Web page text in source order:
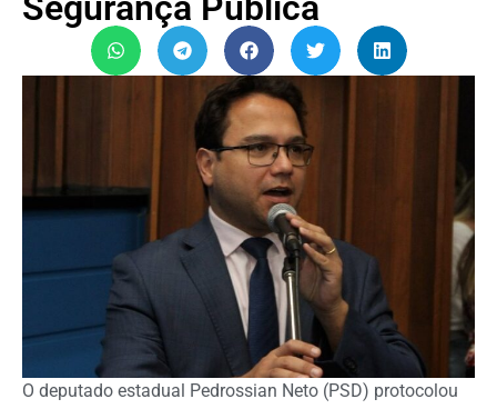
O deputado estadual Pedrossian Neto (PSD) protocolou